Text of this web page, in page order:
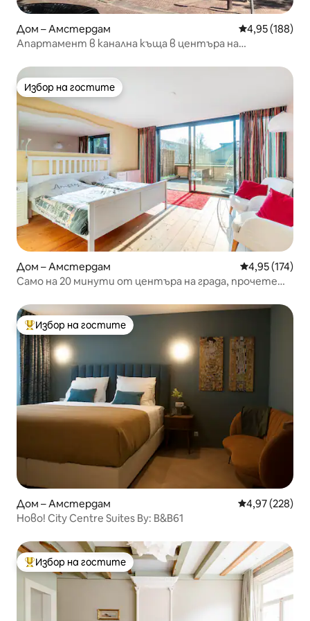
Дом – Амстердам Средна
4,95 (188)
Апартамент в канална къща в центъра на
Избор на гостите
Избор на гостите
Дом – Амстердам Средна
4,95 (174)
Само на 20 минути от центъра на града, прочетете
Най-популярен избор на гостите
Избор на гостите
Дом – Амстердам Средна
4,97 (228)
Ново! City Centre Suites By: B&B61
Най-популярен избор на гостите
Избор на гостите